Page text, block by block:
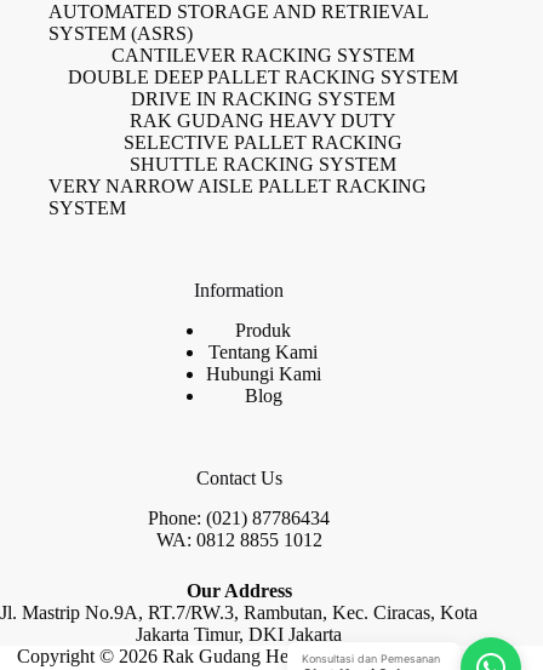
AUTOMATED STORAGE AND RETRIEVAL
SYSTEM (ASRS)
CANTILEVER RACKING SYSTEM
DOUBLE DEEP PALLET RACKING SYSTEM
DRIVE IN RACKING SYSTEM
RAK GUDANG HEAVY DUTY
SELECTIVE PALLET RACKING
SHUTTLE RACKING SYSTEM
VERY NARROW AISLE PALLET RACKING
SYSTEM
Information
Produk
Tentang Kami
Hubungi Kami
Blog
Contact Us
Phone: (021) 87786434
WA: 0812 8855 1012
Our Address
Jl. Mastrip No.9A, RT.7/RW.3, Rambutan, Kec. Ciracas, Kota
Jakarta Timur, DKI Jakarta
Copyright © 2026 Rak Gudang Heayy Duty by Raja Rak
Konsultasi dan Pemesanan